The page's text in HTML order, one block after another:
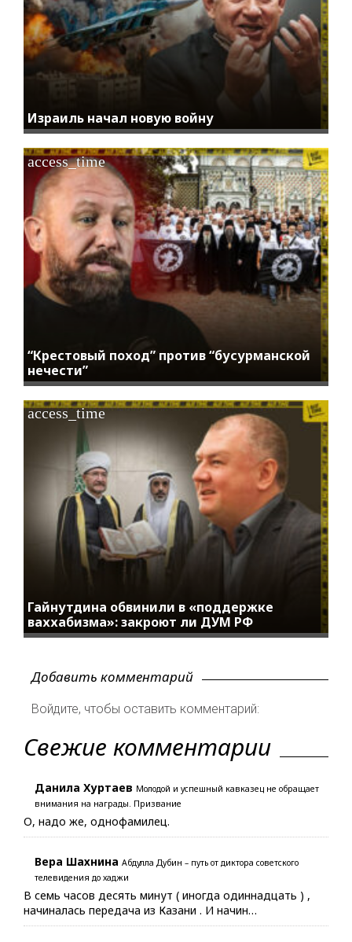
Израиль начал новую войну
“Крестовый поход” против “бусурманской
нечести”
access_time
Гайнутдина обвинили в «поддержке
ваххабизма»: закроют ли ДУМ РФ
access_time
Добавить комментарий
Войдите, чтобы оставить комментарий:
Свежие комментарии
Данила Хуртаев Молодой и успешный кавказец не обращает
внимания на награды. Призвание
О, надо же, однофамилец.
Вера Шахнина Абдулла Дубин – путь от диктора советского
телевидения до хаджи
В семь часов десять минут ( иногда одиннадцать ) ,
начиналась передача из Казани . И начин…